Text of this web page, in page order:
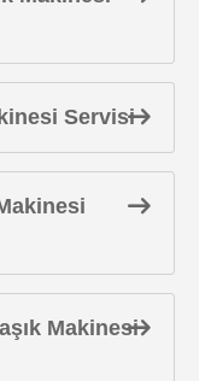
Servisi
Makinesi